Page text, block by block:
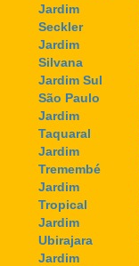
Jardim
Seckler
Jardim
Silvana
Jardim Sul
São Paulo
Jardim
Taquaral
Jardim
Tremembé
Jardim
Tropical
Jardim
Ubirajara
Jardim